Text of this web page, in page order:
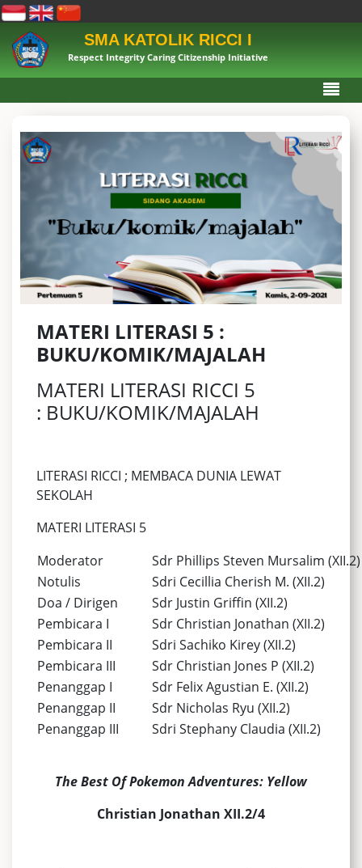
SMA KATOLIK RICCI I
Respect Integrity Caring Citizenship Initiative
MATERI LITERASI 5 :
BUKU/KOMIK/MAJALAH
MATERI LITERASI RICCI 5
: BUKU/KOMIK/MAJALAH
LITERASI RICCI ; MEMBACA DUNIA LEWAT
SEKOLAH
MATERI LITERASI 5
Moderator
Sdr Phillips Steven Mursalim (XII.2)
Notulis
Sdri Cecillia Cherish M. (XII.2)
Doa / Dirigen
Sdr Justin Griffin (XII.2)
Pembicara I
Sdr Christian Jonathan (XII.2)
Pembicara II
Sdri Sachiko Kirey (XII.2)
Pembicara III
Sdr Christian Jones P (XII.2)
Penanggap I
Sdr Felix Agustian E. (XII.2)
Penanggap II
Sdr Nicholas Ryu (XII.2)
Penanggap III
Sdri Stephany Claudia (XII.2)
TheBest OfPokemon Adventures: Yellow
Christian Jonathan XII.2/4